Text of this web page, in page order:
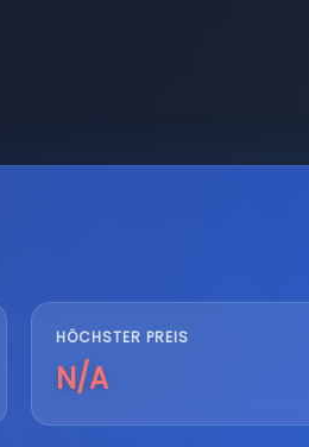
HÖCHSTER PREIS
N/A